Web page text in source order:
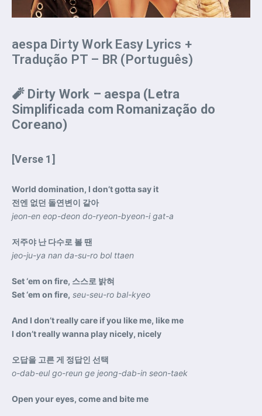
aespa Dirty Work Easy Lyrics +
Tradução PT – BR (Português)
🧨 Dirty Work – aespa (Letra
Simplificada com Romanização do
Coreano)
[Verse 1]
World domination, I don’t gotta say it
전엔 없던 돌연변이 같아
jeon-en eop-deon do-ryeon-byeon-i gat-a
저주야 난 다수로 볼 땐
jeo-ju-ya nan da-su-ro bol ttaen
Set ‘em on fire, 스스로 밝혀
Set ‘em on fire, seu-seu-ro bal-kyeo
And I don’t really care if you like me, like me
I don’t really wanna play nicely, nicely
오답을 고른 게 정답인 선택
o-dab-eul go-reun ge jeong-dab-in seon-taek
Open your eyes, come and bite me